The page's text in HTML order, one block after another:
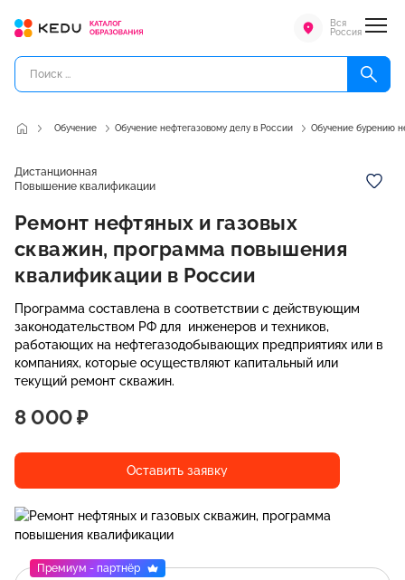
Вся
Россия
Обучение Обучение нефтегазовому делу в России Обучение бурению
Дистанционная
Повышение квалификации
Ремонт нефтяных и газовых
скважин, программа повышения
квалификации в России
Программа составлена в соответствии с действующим
законодательством РФ для инженеров и техников,
работающих на нефтегазодобывающих предприятиях или в
компаниях, которые осуществляют капитальный или
текущий ремонт скважин.
8 000 ₽
Оставить заявку
Премиум - партнёр